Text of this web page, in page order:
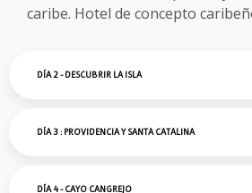
caribe. Hotel de concepto
DÍA 2 - DESCUBRIR LA ISLA
DÍA 3 : PROVIDENCIA Y SANTA CATALINA
DÍA 4 - CAYO CANGREJO